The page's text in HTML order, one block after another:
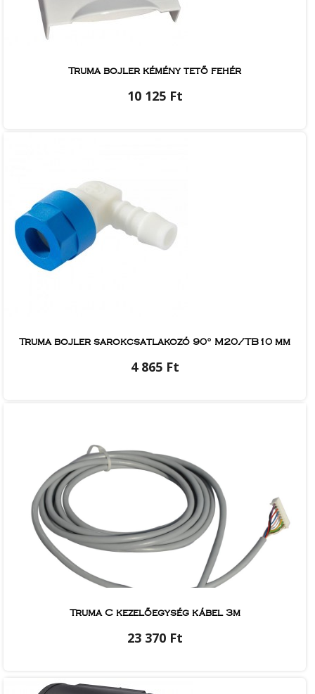
Truma bojler kémény tető fehér
10 125 Ft
Truma bojler sarokcsatlakozó 90° M20/TB10 mm
4 865 Ft
Truma C kezelőegység kábel 3m
23 370 Ft